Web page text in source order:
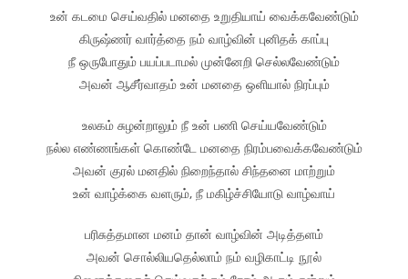
உன் கடமை செய்வதில் மனதை உறுதியாய் வைக்கவேண்டும்
கிருஷ்ணர் வார்த்தை நம் வாழ்வின் புனிதக் காப்பு
நீ ஒருபோதும் பயப்படாமல் முன்னேறி செல்லவேண்டும்
அவன் ஆசீர்வாதம் உன் மனதை ஒளியால் நிரப்பும்
உலகம் சுழன்றாலும் நீ உன் பணி செய்யவேண்டும்
நல்ல எண்ணங்கள் கொண்டே மனதை நிரம்பவைக்கவேண்டும்
அவன் குரல் மனதில் நிறைந்தால் சிந்தனை மாற்றும்
உன் வாழ்க்கை வளரும், நீ மகிழ்ச்சியோடு வாழ்வாய்
பரிசுத்தமான மனம் தான் வாழ்வின் அடித்தளம்
அவன் சொல்லியதெல்லாம் நம் வழிகாட்டி நூல்